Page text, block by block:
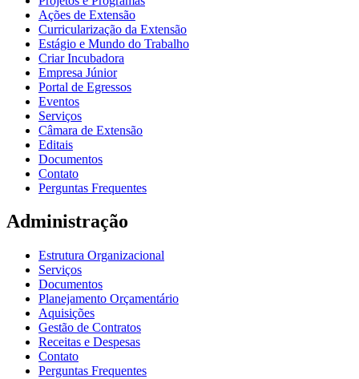
Ações de Extensão
Curricularização da Extensão
Estágio e Mundo do Trabalho
Criar Incubadora
Empresa Júnior
Portal de Egressos
Eventos
Serviços
Câmara de Extensão
Editais
Documentos
Contato
Perguntas Frequentes
Administração
Estrutura Organizacional
Serviços
Documentos
Planejamento Orçamentário
Aquisições
Gestão de Contratos
Receitas e Despesas
Contato
Perguntas Frequentes